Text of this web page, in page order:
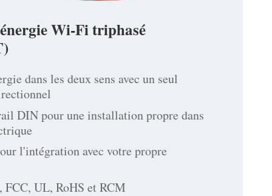
Wi-Fi triphasé
dans les deux sens avec un seul
DIN pour une installation propre dans
l'intégration avec votre propre
FCC, UL, RoHS et RCM